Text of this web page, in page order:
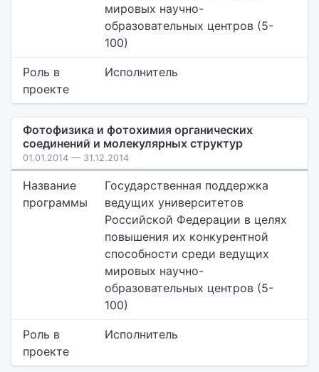
мировых научно-
образовательных центров (5-
100)
Роль в
проекте
Исполнитель
Фотофизика и фотохимия органических
соединений и молекулярных структур
01.01.2014 — 31.12.2014
Название
программы
Государственная поддержка
ведущих университетов
Российской Федерации в целях
повышения их конкурентной
способности среди ведущих
мировых научно-
образовательных центров (5-
100)
Роль в
проекте
Исполнитель